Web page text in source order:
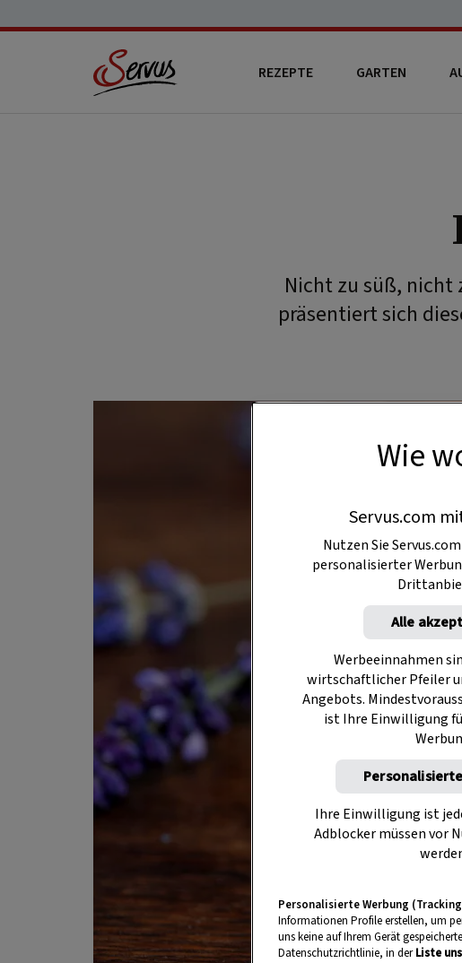
REZEPTE GARTEN
Nicht zu süß, nicht
präsentiert sich
Wie
Servus.com
Nutzen Sie
personalisierter
Alle
Werbeeinnahmen
wirtschaftlicher Pfeiler
Angebots.
ist Ihre Einwilligung
Ihre Einwilligung ist
Adblocker müssen vor
Personalisierte Werbung
Informationen Profile erstellen, um
uns keine auf Ihrem Gerät
Datenschutzrichtlinie, in derListe